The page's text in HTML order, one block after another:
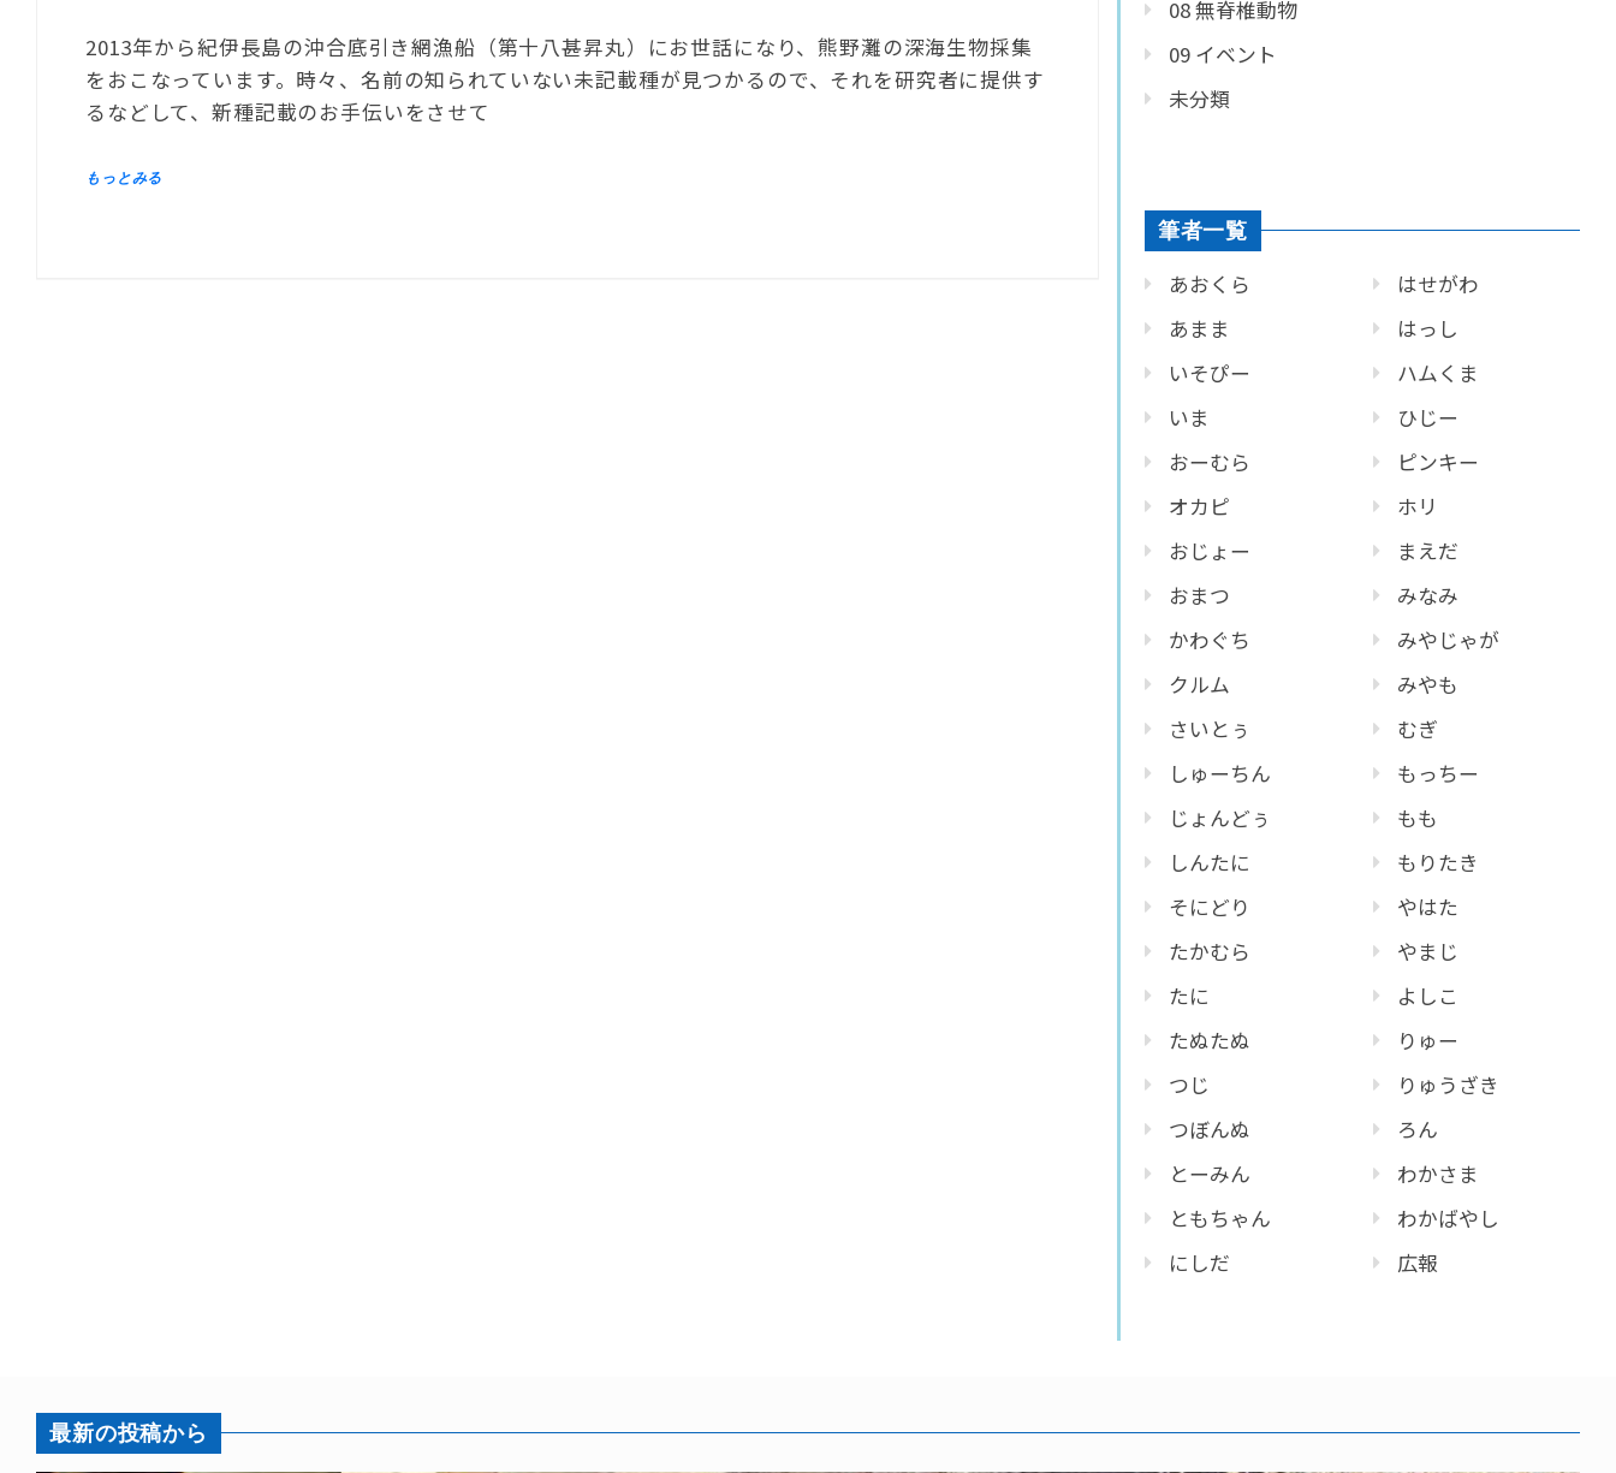
2013年から紀伊長島の沖合底引き網漁船（第十八甚昇丸）にお世話になり、熊野灘の深海生物採集
をおこなっています。時々、名前の知られていない未記載種が見つかるので、それを研究者に提供す
るなどして、新種記載のお手伝いをさせて
08 無脊椎動物
09 イベント
未分類
筆者一覧
あおくら
あまま
いそぴー
いま
おーむら
オカピ
おじょー
おまつ
かわぐち
クルム
さいとぅ
しゅーちん
じょんどぅ
しんたに
そにどり
たかむら
たに
たぬたぬ
つじ
つぼんぬ
とーみん
ともちゃん
にしだ
はせがわ
はっし
ハムくま
ひじー
ピンキー
ホリ
まえだ
みなみ
みやじゃが
みやも
むぎ
もっちー
もも
もりたき
やはた
やまじ
よしこ
りゅー
りゅうざき
ろん
わかさま
わかばやし
広報
最新の投稿から